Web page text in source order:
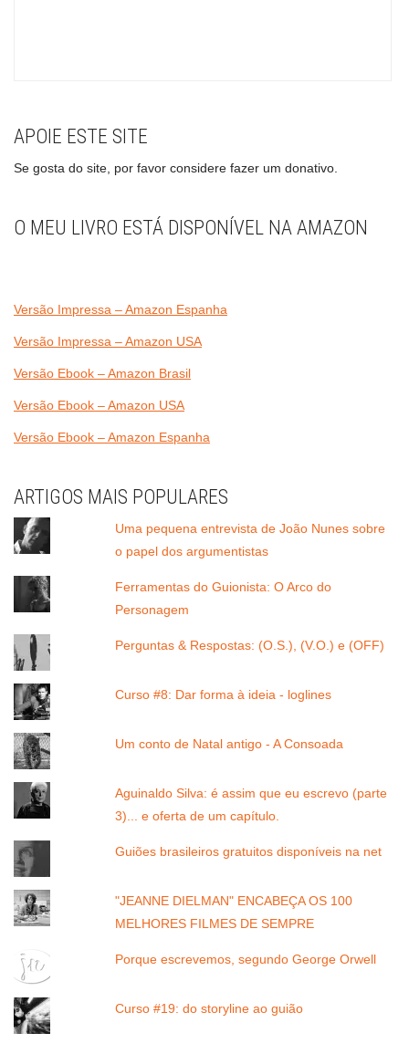
APOIE ESTE SITE
Se gosta do site, por favor considere fazer um donativo.
O MEU LIVRO ESTÁ DISPONÍVEL NA AMAZON
Versão Impressa – Amazon Espanha
Versão Impressa – Amazon USA
Versão Ebook – Amazon Brasil
Versão Ebook – Amazon USA
Versão Ebook – Amazon Espanha
ARTIGOS MAIS POPULARES
Uma pequena entrevista de João Nunes sobre
o papel dos argumentistas
Ferramentas do Guionista: O Arco do
Personagem
Perguntas & Respostas: (O.S.), (V.O.) e (OFF)
Curso #8: Dar forma à ideia - loglines
Um conto de Natal antigo - A Consoada
Aguinaldo Silva: é assim que eu escrevo (parte
3)... e oferta de um capítulo.
Guiões brasileiros gratuitos disponíveis na net
"JEANNE DIELMAN" ENCABEÇA OS 100
MELHORES FILMES DE SEMPRE
Porque escrevemos, segundo George Orwell
Curso #19: do storyline ao guião